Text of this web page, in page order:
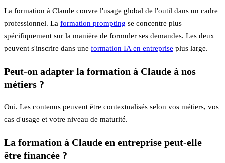
La formation à Claude couvre l'usage global de l'outil dans un cadre
professionnel. La formation prompting se concentre plus
spécifiquement sur la manière de formuler ses demandes. Les deux
peuvent s'inscrire dans une formation IA en entreprise plus large.
Peut-on adapter la formation à Claude à nos
métiers ?
Oui. Les contenus peuvent être contextualisés selon vos métiers, vos
cas d'usage et votre niveau de maturité.
La formation à Claude en entreprise peut-elle
être financée ?